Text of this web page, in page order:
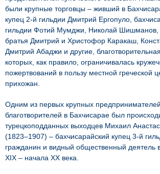
были крупные торговцы – живший в
купец 2-й гильдии Дмитрий Ергопуло,
гильдии Фотий Мумджи, Николай Шишманов,
братья Дмитрий и Христофор Каракаш,
Дмитрий Абаджи и другие,
которых, как правило, ограничивалась
пожертвований в пользу местной греческой
прихожан.
Одним из первых крупных
благотворителей в Бахчисарае был
турецкоподданных выходцев Михаил
(1823–1907) – бахчисарайский купец 3-й
гражданин и видный общественный деятель
XIX – начала ХХ века.